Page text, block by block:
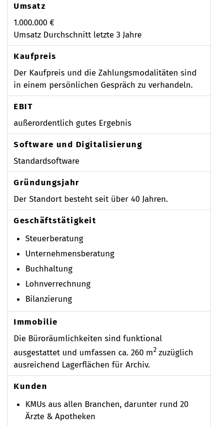
Umsatz
1.000.000 €
Umsatz Durchschnitt letzte 3 Jahre
Kaufpreis
Der Kaufpreis und die Zahlungsmodalitäten sind
in einem persönlichen Gespräch zu verhandeln.
EBIT
außerordentlich gutes Ergebnis
Software und Digitalisierung
Standardsoftware
Gründungsjahr
Der Standort besteht seit über 40 Jahren.
Geschäftstätigkeit
Steuerberatung
Unternehmensberatung
Buchhaltung
Lohnverrechnung
Bilanzierung
Immobilie
Die Büroräumlichkeiten sind funktional
ausgestattet und umfassen ca. 260 m2 zuzüglich
ausreichend Lagerflächen für Archiv.
Kunden
KMUs aus allen Branchen, darunter rund 20
Ärzte & Apotheken